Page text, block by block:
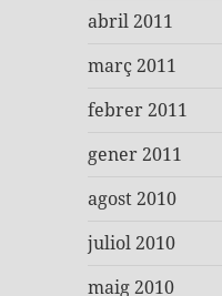
abril 2011
març 2011
febrer 2011
gener 2011
agost 2010
juliol 2010
maig 2010